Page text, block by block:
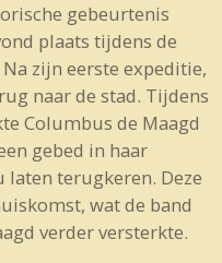
gebeurtenis
plaats tijdens de
zijn eerste expeditie,
naar de stad. Tijdens
Columbus de Maagd
gebed in haar
terugkeren. Deze
wat de band
verder versterkte.